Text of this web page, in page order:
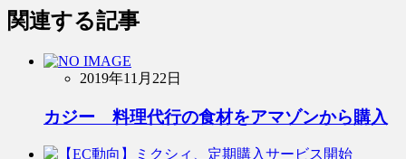
関連する記事
2019年11月22日
カジー 料理代行の食材をアマゾンから購入